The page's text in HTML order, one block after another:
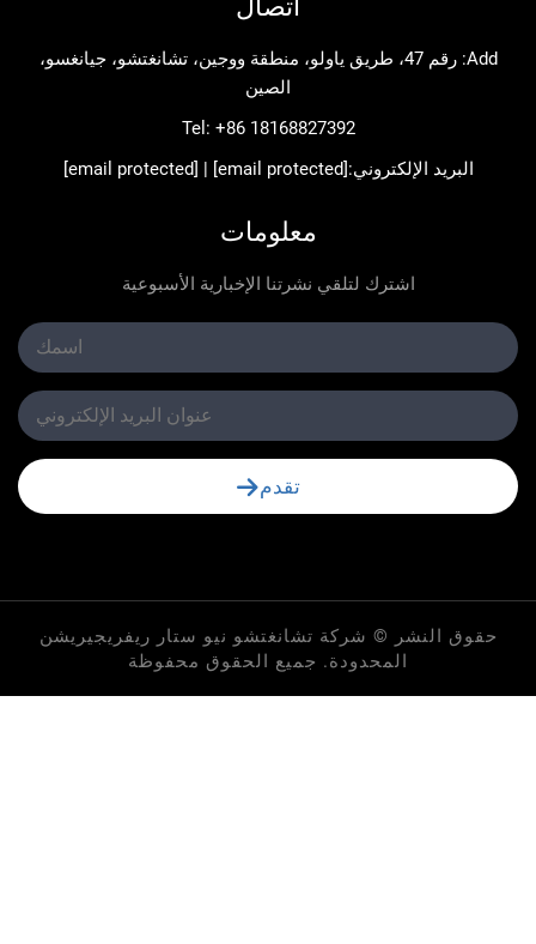
Add: رقم 47، طريق ياولو، منطقة ووجين، تشانغتشو، جيانغسو،
Tel:+86 18168827392
الإلكتروني:[email protected]
|
[email protected]
معلومات
اشترك لتلقي نشرتنا الإخبارية الأسبوعية
© شركة تشانغتشو نيو ستار ريفريجيريشن
المحدودة. جميع الحقوق محفوظة